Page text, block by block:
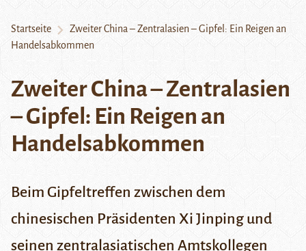
Startseite
Zweiter China – Zentralasien – Gipfel: Ein Reigen an
Handelsabkommen
Zweiter China – Zentralasien
– Gipfel: Ein Reigen an
Handelsabkommen
Beim Gipfeltreffen zwischen dem
chinesischen Präsidenten Xi Jinping und
seinen zentralasiatischen Amtskollegen